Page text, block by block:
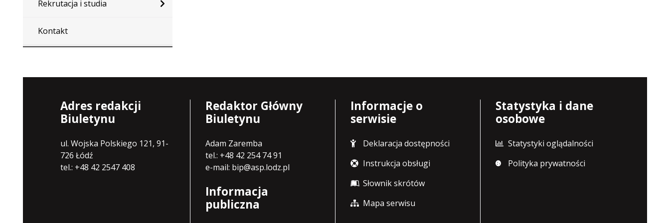
Rekrutacja i studia
Kontakt
Adres redakcji
Biuletynu
ul. Wojska Polskiego 121, 91-
726 Łódź
tel.: +48 42 2547 408
Redaktor Główny
Biuletynu
Adam Zaremba
tel.: +48 42 254 74 91
e-mail: bip@asp.lodz.pl
Informacja
publiczna
Informacje o
serwisie
Deklaracja dostępności
Instrukcja obsługi
Słownik skrótów
Mapa serwisu
Statystyka i dane
osobowe
Statystyki oglądalności
Polityka prywatności